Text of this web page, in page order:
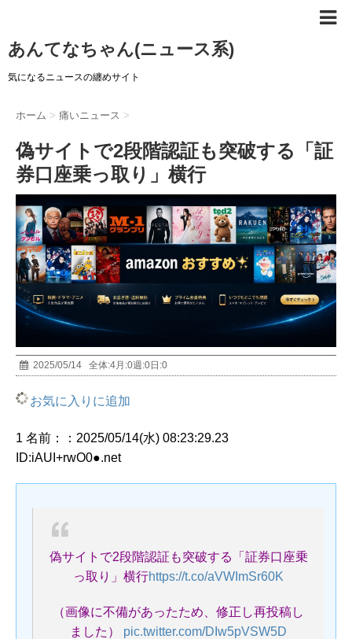
あんてなちゃん(ニュース系)
気になるニュースの纏めサイト
ホーム > 痛いニュース >
偽サイトで2段階認証も突破する「証
券口座乗っ取り」横行
2025/05/14 全体:4月:0週:0日:0
お気に入りに追加
1 名前：：2025/05/14(水) 08:23:29.23
ID:iAUI+rwO0●.net
偽サイトで2段階認証も突破する「証券口座乗
っ取り」横行https://t.co/aVWImSr60K
（画像に不備があったため、修正し再投稿し
ました） pic.twitter.com/DIw5pVSW5D